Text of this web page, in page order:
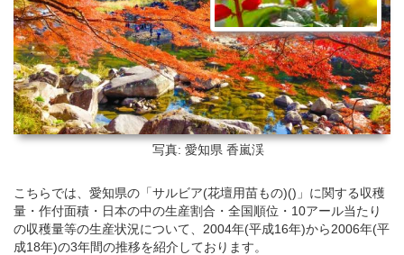
写真: 愛知県 香嵐渓
こちらでは、愛知県の「サルビア(花壇用苗もの)()」に関する収穫
量・作付面積・日本の中の生産割合・全国順位・10アール当たり
の収穫量等の生産状況について、2004年(平成16年)から2006年(平
成18年)の3年間の推移を紹介しております。